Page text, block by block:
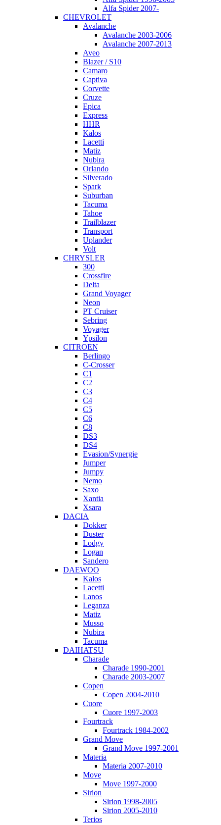
Alfa Spider 2007-
CHEVROLET
Avalanche
Avalanche 2003-2006
Avalanche 2007-2013
Aveo
Blazer / S10
Camaro
Captiva
Corvette
Cruze
Epica
Express
HHR
Kalos
Lacetti
Matiz
Nubira
Orlando
Silverado
Spark
Suburban
Tacuma
Tahoe
Trailblazer
Transport
Uplander
Volt
CHRYSLER
300
Crossfire
Delta
Grand Voyager
Neon
PT Cruiser
Sebring
Voyager
Ypsilon
CITROEN
Berlingo
C-Crosser
C1
C2
C3
C4
C5
C6
C8
DS3
DS4
Evasion/Synergie
Jumper
Jumpy
Nemo
Saxo
Xantia
Xsara
DACIA
Dokker
Duster
Lodgy
Logan
Sandero
DAEWOO
Kalos
Lacetti
Lanos
Leganza
Matiz
Musso
Nubira
Tacuma
DAIHATSU
Charade
Charade 1990-2001
Charade 2003-2007
Copen
Copen 2004-2010
Cuore
Cuore 1997-2003
Fourtrack
Fourtrack 1984-2002
Grand Move
Grand Move 1997-2001
Materia
Materia 2007-2010
Move
Move 1997-2000
Sirion
Sirion 1998-2005
Sirion 2005-2010
Terios